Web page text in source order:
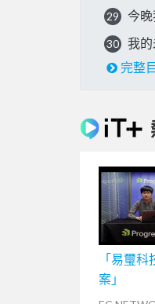
29 今
30
我的
完整
「易璽
案」